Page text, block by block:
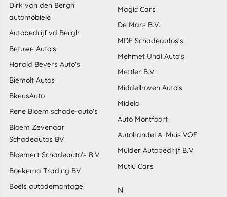
Dirk van den Bergh
automobiele
Autobedrijf vd Bergh
Betuwe Auto's
Harald Bevers Auto's
Biemolt Autos
BkeusAuto
Rene Bloem schade-auto's
Bloem Zevenaar
Schadeautos BV
Bloemert Schadeauto's B.V.
Boekema Trading BV
Boels autodemontage
Magic Cars
De Mars B.V.
MDE Schadeautos's
Mehmet Unal Auto's
Mettler B.V.
Middelhoven Auto's
Midelo
Auto Montfoort
Autohandel A. Muis VOF
Mulder Autobedrijf B.V.
Mutlu Cars
N